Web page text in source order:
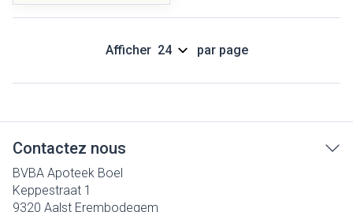
Afficher par page
Contactez nous
BVBA Apoteek Boel
Keppestraat 1
9320 Aalst Erembodegem